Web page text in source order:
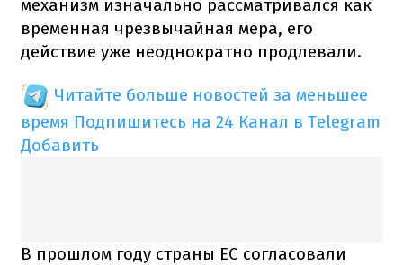
механизм изначально рассматривался как
временная чрезвычайная мера, его
действие уже неоднократно продлевали.
Читайте больше новостей за меньшее
время Подпишитесь на 24 Канал в Telegram
Добавить
В прошлом году страны ЕС согласовали